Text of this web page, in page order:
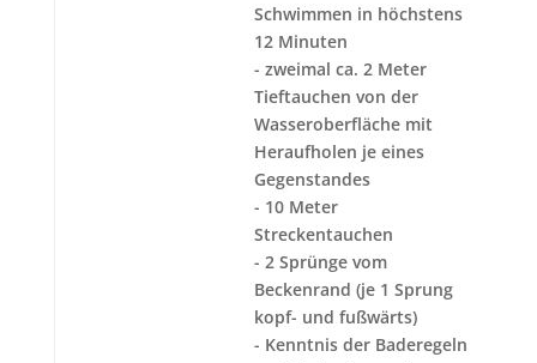
Schwimmen in höchstens
12 Minuten
- zweimal ca. 2 Meter
Tieftauchen von der
Wasseroberfläche mit
Heraufholen je eines
Gegenstandes
- 10 Meter
Streckentauchen
- 2 Sprünge vom
Beckenrand (je 1 Sprung
kopf- und fußwärts)
- Kenntnis der Baderegeln